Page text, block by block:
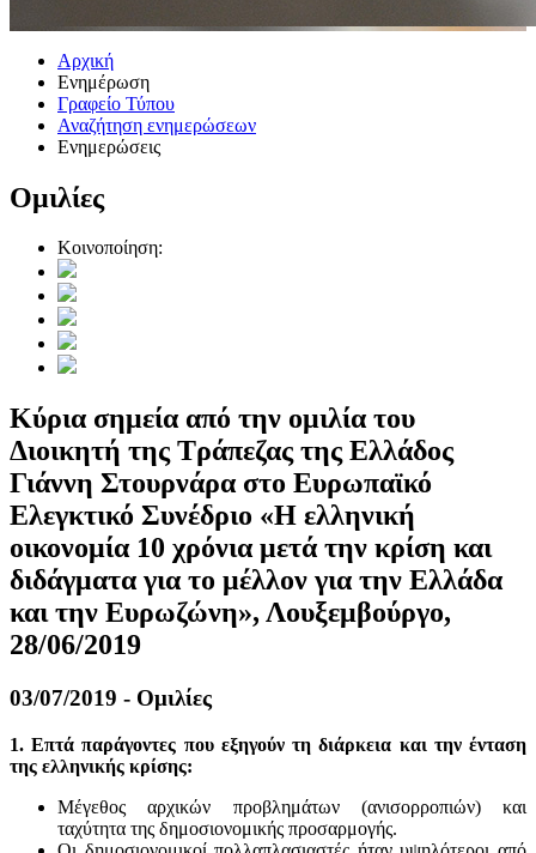
Αρχική
Ενημέρωση
Γραφείο Τύπου
Αναζήτηση ενημερώσεων
Ενημερώσεις
Ομιλίες
Κοινοποίηση:
Κύρια σημεία από την ομιλία του
Διοικητή της Τράπεζας της Ελλάδος
Γιάννη Στουρνάρα στο Ευρωπαϊκό
Ελεγκτικό Συνέδριο «Η ελληνική
οικονομία 10 χρόνια μετά την κρίση και
διδάγματα για το μέλλον για την Ελλάδα
και την Ευρωζώνη», Λουξεμβούργο,
28/06/2019
03/07/2019 - Ομιλίες
1. Επτά παράγοντες που εξηγούν τη διάρκεια και την ένταση
της ελληνικής κρίσης:
Μέγεθος αρχικών προβλημάτων (ανισορροπιών) και
ταχύτητα της δημοσιονομικής προσαρμογής.